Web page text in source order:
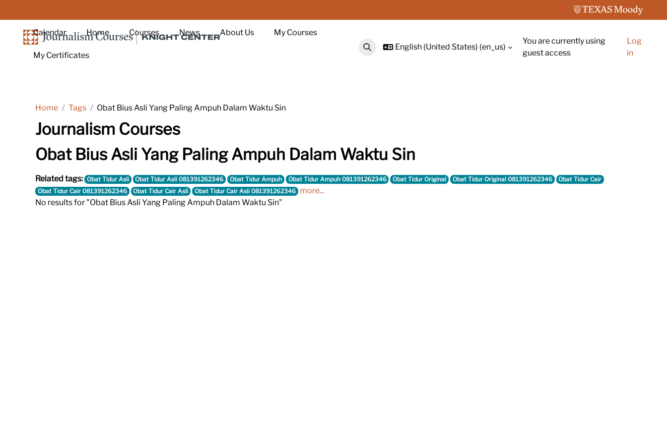
Calendar Home Courses News About Us My Courses
My Certificates Toggle search input
English (United States) ‎(en_us)‎
You are currently using
guest access
Log
in
Home Tags Obat Bius Asli Yang Paling Ampuh Dalam Waktu Sin
Journalism Courses
Obat Bius Asli Yang Paling Ampuh Dalam Waktu Sin
Related tags: Obat Tidur Asli Obat Tidur Asli 081391262346 Obat Tidur Ampuh Obat Tidur Ampuh 081391262346 Obat Tidur Original Obat Tidur Original 081391262346
Obat Tidur Cair
Obat Tidur Cair 081391262346
Obat Tidur Cair Asli Obat Tidur Cair Asli 081391262346
more...
No results for "Obat Bius Asli Yang Paling Ampuh Dalam Waktu Sin"